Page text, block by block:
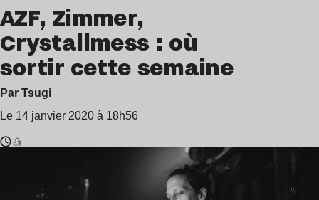
AZF, Zimmer,
Crystallmess : où
sortir cette semaine
Par Tsugi
Le 14 janvier 2020 à 18h56
Zimmer